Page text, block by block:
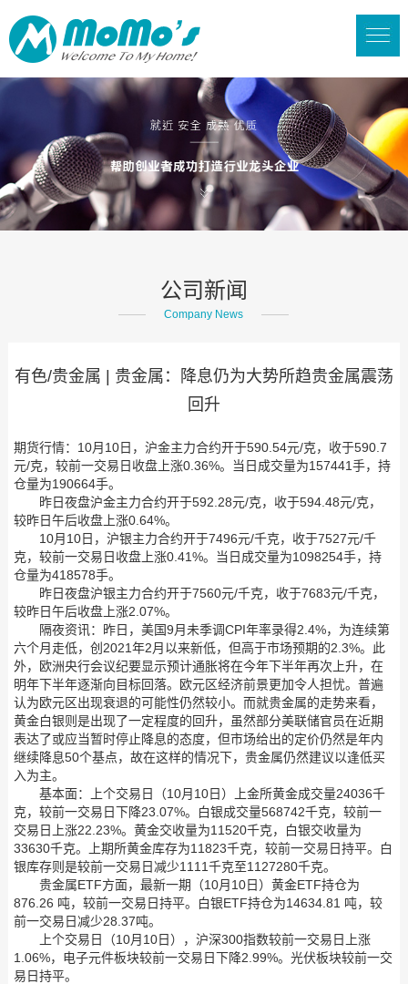
公司新闻
Company News
有色/贵金属 | 贵金属：降息仍为大势所趋贵金属震荡
回升
期货行情：10月10日，沪金主力合约开于590.54元/克，收于590.7
元/克，较前一交易日收盘上涨0.36%。当日成交量为157441手，持
仓量为190664手。
昨日夜盘沪金主力合约开于592.28元/克，收于594.48元/克，
较昨日午后收盘上涨0.64%。
10月10日，沪银主力合约开于7496元/千克，收于7527元/千
克，较前一交易日收盘上涨0.41%。当日成交量为1098254手，持
仓量为418578手。
昨日夜盘沪银主力合约开于7560元/千克，收于7683元/千克，
较昨日午后收盘上涨2.07%。
隔夜资讯：昨日，美国9月未季调CPI年率录得2.4%，为连续第
六个月走低，创2021年2月以来新低，但高于市场预期的2.3%。此
外，欧洲央行会议纪要显示预计通胀将在今年下半年再次上升，在
明年下半年逐渐向目标回落。欧元区经济前景更加令人担忧。普遍
认为欧元区出现衰退的可能性仍然较小。而就贵金属的走势来看，
黄金白银则是出现了一定程度的回升，虽然部分美联储官员在近期
表达了或应当暂时停止降息的态度，但市场给出的定价仍然是年内
继续降息50个基点，故在这样的情况下，贵金属仍然建议以逢低买
入为主。
基本面：上个交易日（10月10日）上金所黄金成交量24036千
克，较前一交易日下降23.07%。白银成交量568742千克，较前一
交易日上涨22.23%。黄金交收量为11520千克，白银交收量为
33630千克。上期所黄金库存为11823千克，较前一交易日持平。白
银库存则是较前一交易日减少1111千克至1127280千克。
贵金属ETF方面，最新一期（10月10日）黄金ETF持仓为
876.26 吨，较前一交易日持平。白银ETF持仓为14634.81 吨，较
前一交易日减少28.37吨。
上个交易日（10月10日），沪深300指数较前一交易日上涨
1.06%，电子元件板块较前一交易日下降2.99%。光伏板块较前一交
易日持平。